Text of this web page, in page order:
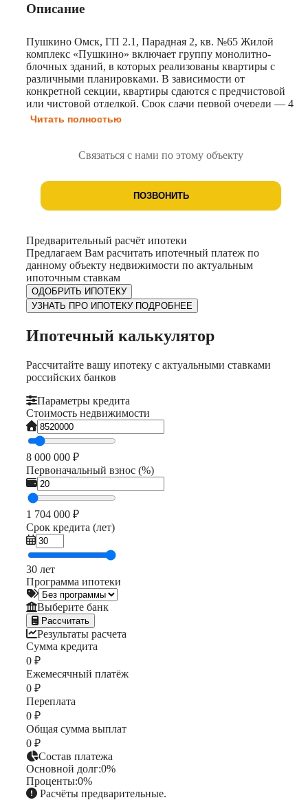
Описание
Пушкино Омск, ГП 2.1, Парадная 2, кв. №65 Жилой
комплекс «Пушкино» включает группу монолитно-
блочных зданий, в которых реализованы квартиры с
различными планировками. В зависимости от
конкретной секции, квартиры сдаются с предчистовой
или чистовой отделкой. Срок сдачи первой очереди — 4
квартал 2026 года (ГП-1.1 и ГП-2.1). Территория жилого
предусмотрены гостевые автостоянки и места для
пешеходный бульвар. Проектом предусмотрено
строительство школы на 1100 учащихся и детского сада
сады, школы, супермаркеты и медицинские учреждения.
Читать полностью
Связаться с нами по этому объекту
ПОЗВОНИТЬ
Предварительный расчёт ипотеки
Предлагаем Вам расчитать ипотечный платеж по
данному объекту недвижимости по актуальным
ипоточным ставкам
ОДОБРИТЬ ИПОТЕКУ
УЗНАТЬ ПРО ИПОТЕКУ ПОДРОБНЕЕ
Ипотечный калькулятор
Рассчитайте вашу ипотеку с актуальными ставками
российских банков
Параметры кредита
Стоимость недвижимости
8 000 000 ₽
Первоначальный взнос (%)
1 704 000 ₽
Срок кредита (лет)
30 лет
Программа ипотеки
Выберите банк
Рассчитать
Результаты расчета
Сумма кредита
0 ₽
Ежемесячный платёж
0 ₽
Переплата
0 ₽
Общая сумма выплат
0 ₽
Состав платежа
Основной долг:0%
Проценты:0%
Расчёты предварительные.